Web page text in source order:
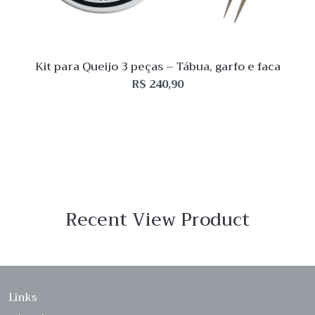
Kit para Queijo 3 peças – Tábua, garfo e faca
R$ 240,90
Recent View Product
Links